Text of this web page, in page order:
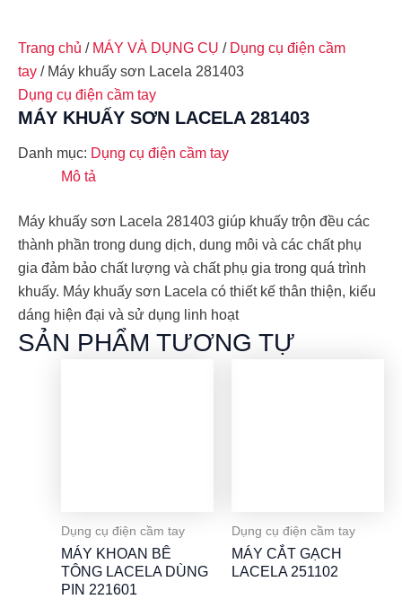
Trang chủ / MÁY VÀ DỤNG CỤ / Dụng cụ điện cầm
tay / Máy khuấy sơn Lacela 281403
Dụng cụ điện cầm tay
MÁY KHUẤY SƠN LACELA 281403
Danh mục: Dụng cụ điện cầm tay
Mô tả
Máy khuấy sơn Lacela 281403 giúp khuấy trộn đều các
thành phần trong dung dịch, dung môi và các chất phụ
gia đảm bảo chất lượng và chất phụ gia trong quá trình
khuấy. Máy khuấy sơn Lacela có thiết kế thân thiện, kiểu
dáng hiện đại và sử dụng linh hoạt
SẢN PHẨM TƯƠNG TỰ
Dụng cụ điện cầm tay
MÁY KHOAN BÊ
TÔNG LACELA DÙNG
PIN 221601
Dụng cụ điện cầm tay
MÁY CẮT GẠCH
LACELA 251102